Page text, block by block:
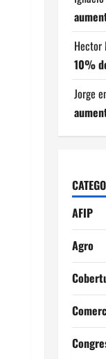
Hector
10%
Jorge
AFIP
Agro